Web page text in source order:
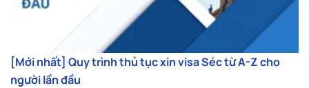
[Mới nhất] Quy trình thủ tục xin visa Séc từ A-Z cho
người lần đầu